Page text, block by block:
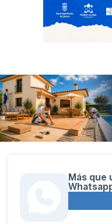
Más que